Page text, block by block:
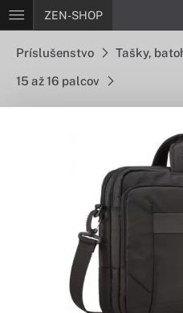
ZEN-SHOP
Príslušenstvo Tašky,
15 až 16 palcov